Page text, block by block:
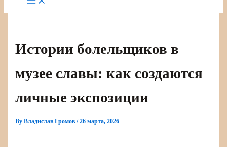
Истории болельщиков в
музее славы: как создаются
личные экспозиции
ByВладислав Громов/26 марта, 2026